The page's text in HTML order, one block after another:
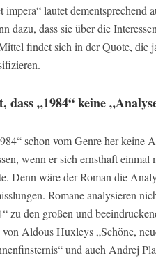
impera“ lautet
dazu, dass sie über die
findet sich in der Quote, die
dass „1984“ keine
schon vom Genre her keine
wenn er sich ernsthaft
Denn wäre der Roman die
Romane analysieren
zu den großen und
Aldous Huxleys „Schöne,
und auch Andrej